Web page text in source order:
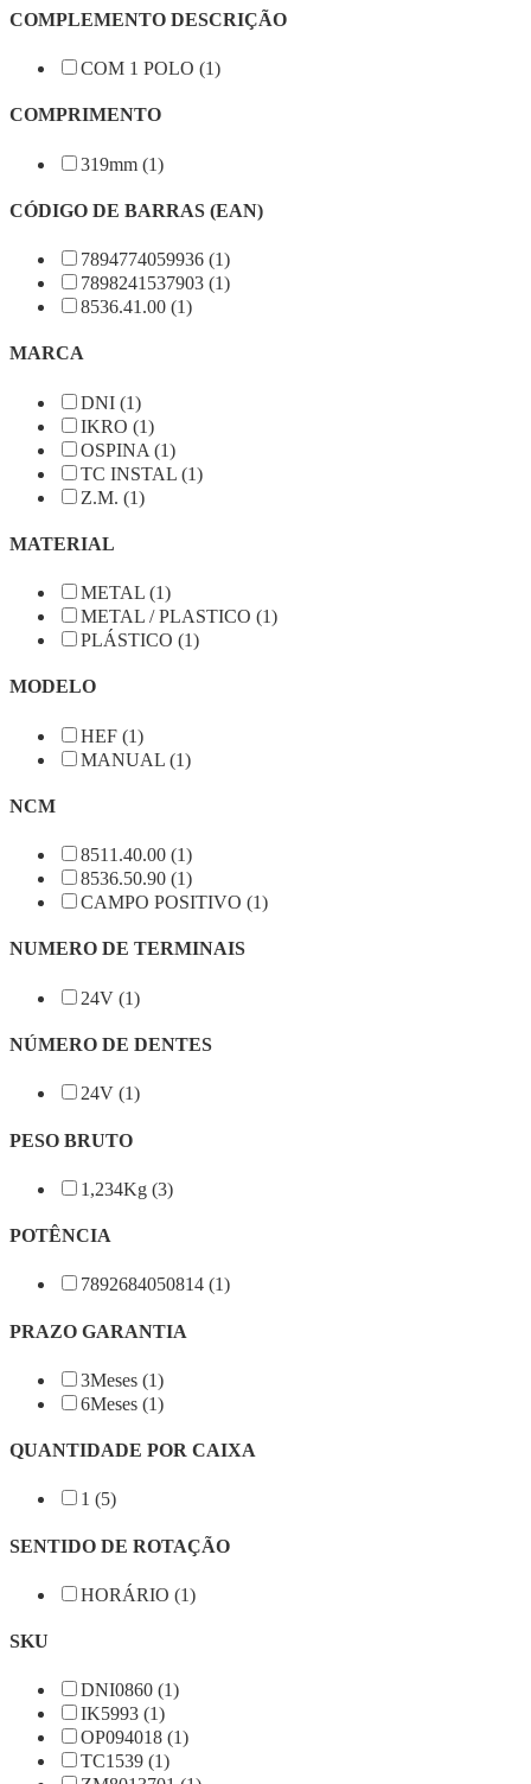
COMPLEMENTO DESCRIÇÃO
COM 1 POLO (1)
COMPRIMENTO
319mm (1)
CÓDIGO DE BARRAS (EAN)
7894774059936 (1)
7898241537903 (1)
8536.41.00 (1)
MARCA
DNI (1)
IKRO (1)
OSPINA (1)
TC INSTAL (1)
Z.M. (1)
MATERIAL
METAL (1)
METAL / PLASTICO (1)
PLÁSTICO (1)
MODELO
HEF (1)
MANUAL (1)
NCM
8511.40.00 (1)
8536.50.90 (1)
CAMPO POSITIVO (1)
NUMERO DE TERMINAIS
24V (1)
NÚMERO DE DENTES
24V (1)
PESO BRUTO
1,234Kg (3)
POTÊNCIA
7892684050814 (1)
PRAZO GARANTIA
3Meses (1)
6Meses (1)
QUANTIDADE POR CAIXA
1 (5)
SENTIDO DE ROTAÇÃO
HORÁRIO (1)
SKU
DNI0860 (1)
IK5993 (1)
OP094018 (1)
TC1539 (1)